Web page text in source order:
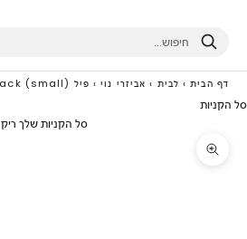
חיפוש
דף הבית › לבית › אביזרי נוי › פיל Eames Deep Black (small)
סל הקניות
סל הקניות שלך ריק
תקריב